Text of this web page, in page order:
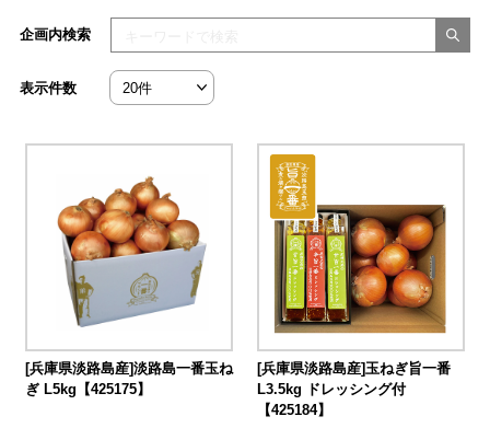
検索キーワードを入力してください
企画内検索
表示件数
[兵庫県淡路島産]淡路島一番玉ね
ぎ L5kg【425175】
[兵庫県淡路島産]玉ねぎ旨一番
L3.5kg ドレッシング付
【425184】